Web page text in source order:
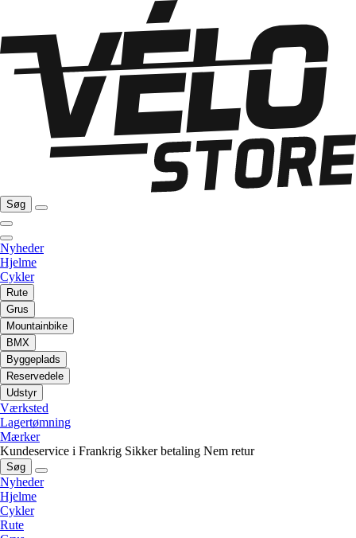
Søg
Nyheder
Hjelme
Cykler
Rute
Grus
Mountainbike
BMX
Byggeplads
Reservedele
Udstyr
Værksted
Lagertømning
Mærker
Kundeservice i Frankrig Sikker betaling Nem retur
Søg
Nyheder
Hjelme
Cykler
Rute